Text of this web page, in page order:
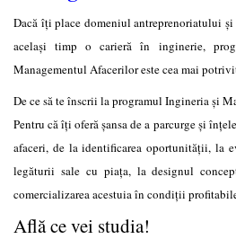
Dacă îți place domeniul antreprenoriatului
același timp o carieră în inginerie,
Managementul Afacerilor este cea mai
De ce să te înscrii la programul Ingineria și
Pentru că îți oferă șansa de a parcurge și
afaceri, de la identificarea oportunității, la
legăturii sale cu piața, la designul
comercializarea acestuia în condiții
Află ce vei studia!